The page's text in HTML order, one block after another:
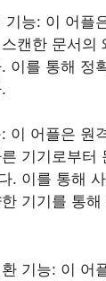
기능: 이 어플
캔한 문서의
이를 통해 정
이 어플은 원
기기로부터
. 이를 통해
기기를 통
기능: 이 어